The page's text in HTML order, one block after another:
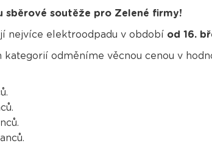
soutěže pro Zelené firmy!
nejvíce elektroodpadu v období od 16.
odměníme věcnou cenou v